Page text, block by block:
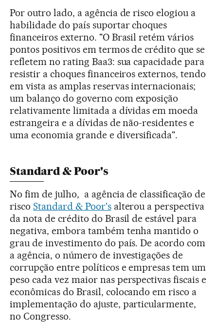
Por outro lado, a agência de risco elogiou a
habilidade do país suportar choques
financeiros externo. "O Brasil retém vários
pontos positivos em termos de crédito que se
refletem no rating Baa3: sua capacidade para
resistir a choques financeiros externos, tendo
em vista as amplas reservas internacionais;
um balanço do governo com exposição
relativamente limitada a dívidas em moeda
estrangeira e a dívidas de não-residentes e
uma economia grande e diversificada".
Standard & Poor's
No fim de julho, a agência de classificação de
risco Standard & Poor'salterou a perspectiva
da nota de crédito do Brasil de estável para
negativa, embora também tenha mantido o
grau de investimento do país. De acordo com
a agência, o número de investigações de
corrupção entre políticos e empresas tem um
peso cada vez maior nas perspectivas fiscais e
econômicas do Brasil, colocando em risco a
implementação do ajuste, particularmente,
no Congresso.